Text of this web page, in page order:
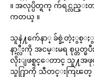
။ အလုပ္ပိတ္ရက္ က်ရင္လည္း
ကတယ္ ။
သူနဲ႔က်ေနာ္ ခ်စ္ခဲ့တဲ့ႏွစ္ႏွ
နာ့္လီးကို အငမ္းမရ စုပ္တတ္
လိုးျဖစ္ရင္ေတာင္ သူ႔အဖု
သူ႐ြာကို သီတင္းကြၽတ္ မွာ